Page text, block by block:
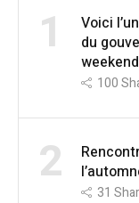
1
Voici
du
100
2 31